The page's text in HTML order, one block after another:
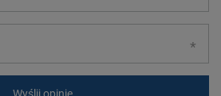
Wyślij opinię